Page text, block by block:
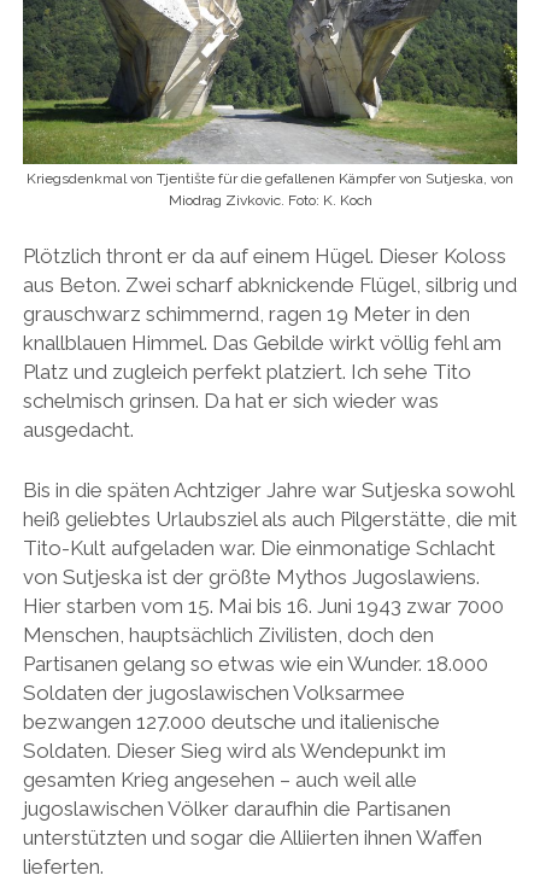
Kriegsdenkmal von Tjentište für die gefallenen Kämpfer von Sutjeska, von
Miodrag Zivkovic. Foto: K. Koch
Plötzlich thront er da auf einem Hügel. Dieser Koloss
aus Beton. Zwei scharf abknickende Flügel, silbrig und
grauschwarz schimmernd, ragen 19 Meter in den
knallblauen Himmel. Das Gebilde wirkt völlig fehl am
Platz und zugleich perfekt platziert. Ich sehe Tito
schelmisch grinsen. Da hat er sich wieder was
ausgedacht.
Bis in die späten Achtziger Jahre war Sutjeska sowohl
heiß geliebtes Urlaubsziel als auch Pilgerstätte, die mit
Tito-Kult aufgeladen war. Die einmonatige Schlacht
von Sutjeska ist der größte Mythos Jugoslawiens.
Hier starben vom 15. Mai bis 16. Juni 1943 zwar 7000
Menschen, hauptsächlich Zivilisten, doch den
Partisanen gelang so etwas wie ein Wunder. 18.000
Soldaten der jugoslawischen Volksarmee
bezwangen 127.000 deutsche und italienische
Soldaten. Dieser Sieg wird als Wendepunkt im
gesamten Krieg angesehen – auch weil alle
jugoslawischen Völker daraufhin die Partisanen
unterstützten und sogar die Alliierten ihnen Waffen
lieferten.